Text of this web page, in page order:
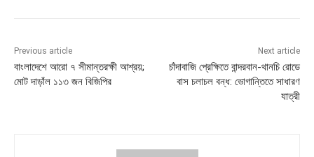
Previous article
বাংলাদেশে আরো ৭ সীমান্তরক্ষী আশ্রয়;
মোট দাড়াঁল ১১৩ জন বিজিপির
Next article
চাঁদাবাজি প্রেক্ষিতে বান্দরবান-থানচি রোডে
বাস চলাচল বন্ধ: ভোগান্তিতে সাধারণ
যাত্রী